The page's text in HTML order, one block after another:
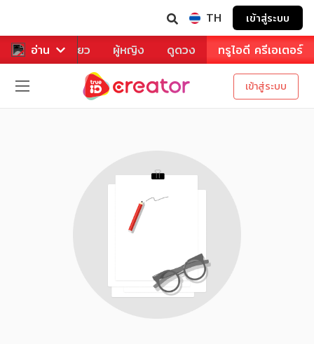
TH เข้าสู่ระบบ
อ่าน
หาร ท่องเที่ยว ผู้หญิง ดูดวง ทรูไอดี ครีเอเตอร์
เข้าสู่ระบบ